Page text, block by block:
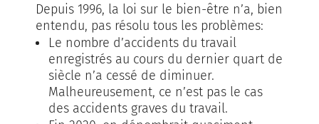
Depuis 1996, la loi sur le bien-être n’a, bien
entendu, pas résolu tous les problèmes:
Le nombre d’accidents du travail
enregistrés au cours du dernier quart de
siècle n’a cessé de diminuer.
Malheureusement, ce n’est pas le cas
des accidents graves du travail.